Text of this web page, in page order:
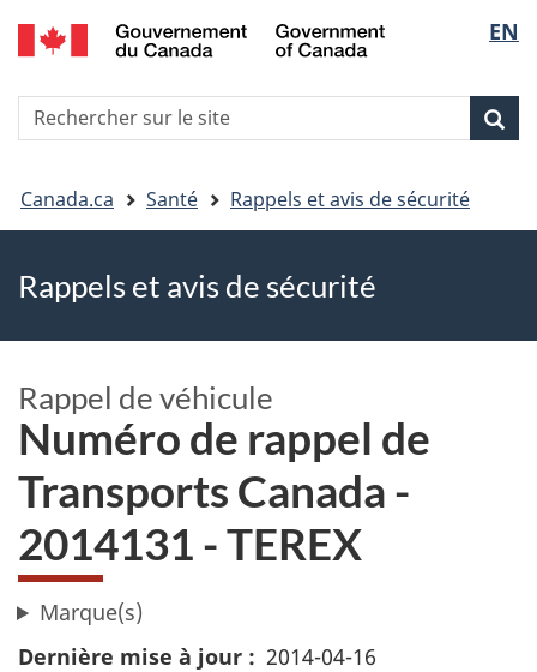
Skip
to
Skip
to
Passer
à
HTML
de
la
EN
Recherche
Vous
êtes
ici
Canada.ca Santé Rappels et avis de sécurité
Rappels et avis de sécurité
Rappel de véhicule
Numéro de rappel de
Transports Canada -
2014131 - TEREX
Marque(s)
Dernière mise à jour
2014-04-16